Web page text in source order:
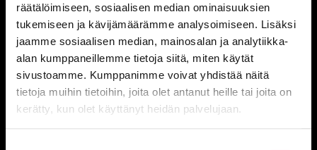
räätälöimiseen, sosiaalisen median ominaisuuksien
tukemiseen ja kävijämäärämme analysoimiseen. Lisäksi
jaamme sosiaalisen median, mainosalan ja analytiikka-
alan kumppaneillemme tietoja siitä, miten käytät
sivustoamme. Kumppanimme voivat yhdistää näitä
tietoja muihin tietoihin, joita olet antanut heille tai joita on
kerätty, kun olet käyttänyt heidän palvelujaan.
Asiakaspalvelu, omakotitalojen
ikkuna- ja oviremontit050 9520 112
Huom. Näihin numeroihin emme voi vastaanottaa tekstiviestejä.
Vaihde avoinna:
Ma–To 8–16 ja pe 8–15.30